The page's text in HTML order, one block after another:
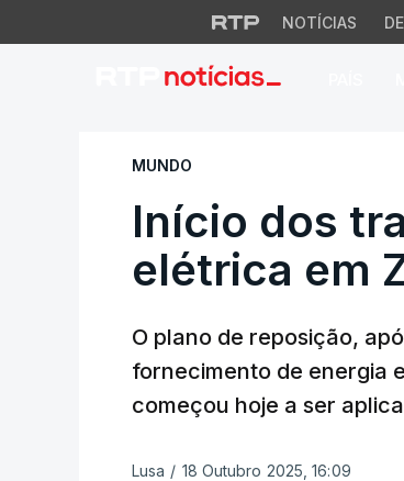
NOTÍCIAS
Início dos
MUNDO
Início dos
elétrica em
O plano de reposição,
fornecimento de energia
começou hoje a ser
Lusa / 18 Outubro 2025, 16:09